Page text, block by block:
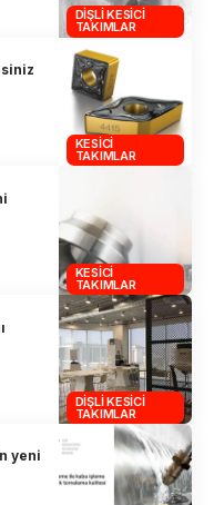
DIŞLI KESICI
TAKIMLAR
KESICI
TAKIMLAR
KESICI
TAKIMLAR
DIŞLI KESICI
TAKIMLAR
yeni